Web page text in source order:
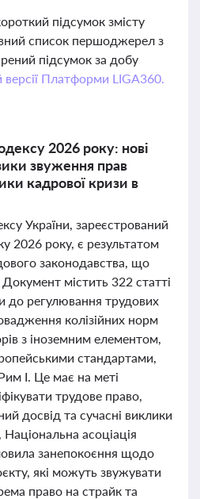
підсумок змісту
список першоджерел з
підсумок за добу
версії Платформи LIGA360.
2026 року: нові
звуження прав
кадрової кризи в
України, зареєстрований
2026 року, є результатом
законодавства, що
містить 322 статті
до регулювання трудових
колізійних норм
з іноземним елементом,
стандартами,
I. Це має на меті
трудове право,
досвід та сучасні виклики
Національна асоціація
занепокоєння щодо
які можуть звужувати
право на страйк та